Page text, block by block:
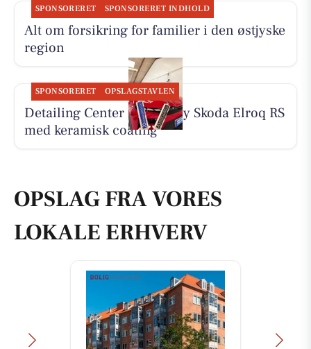
SPONSORERET SPONSORERET INDHOLD
Alt om forsikring for familier i den østjyske
region
SPONSORERET OPSLAGSTAVLEN
Detailing Center klargør ny Skoda Elroq RS
med keramisk coating
OPSLAG FRA VORES
LOKALE ERHVERV